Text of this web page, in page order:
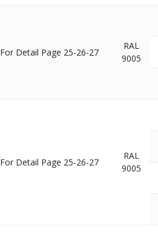
For Detail Page 25-26-27
RAL
9005
For Detail Page 25-26-27
RAL
9005